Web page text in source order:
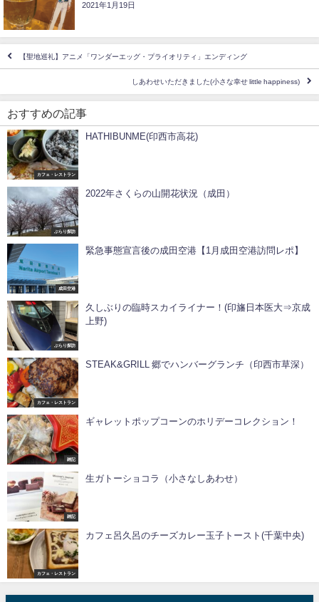
2021年1月19日
【聖地巡礼】アニメ「ワンダーエッグ・プライオリティ」エンディング
しあわせいただきました(小さな幸せ little happiness)
おすすめの記事
カフェ・レストラン
HATHIBUNME(印西市高花)
ぶらり探訪
2022年さくらの山開花状況（成田）
成田空港
緊急事態宣言後の成田空港【1月成田空港訪問レポ】
ぶらり探訪
久しぶりの臨時スカイライナー！(印旛日本医大⇒京成
上野)
カフェ・レストラン
STEAK&GRILL 郷でハンバーグランチ（印西市草深）
雑記
ギャレットポップコーンのホリデーコレクション！
雑記
生ガトーショコラ（小さなしあわせ）
カフェ・レストラン
カフェ呂久呂のチーズカレー玉子トースト(千葉中央)